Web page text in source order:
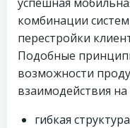
комбинации
перестройки
Подобные
возможности
взаимодействия
гибкая